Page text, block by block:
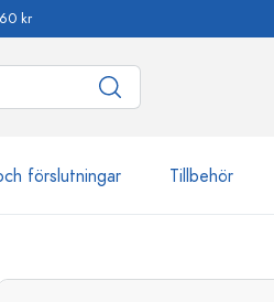
kr
förslutningar Tillbehör